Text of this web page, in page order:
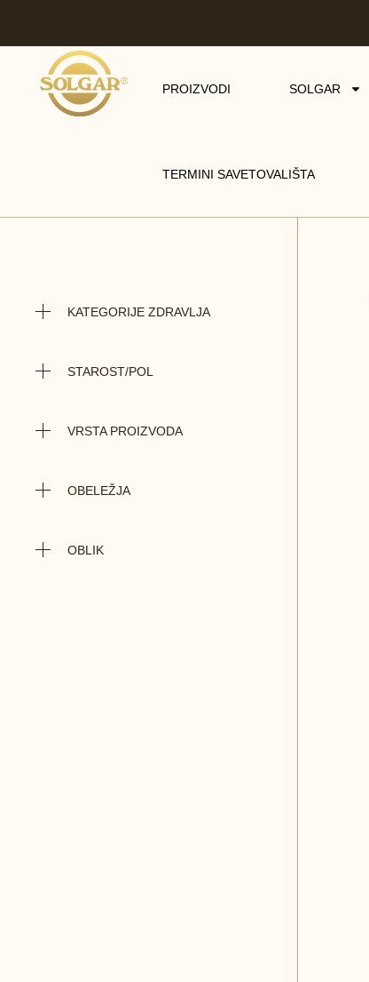
PROIZVODI SOLGAR
TERMINI SAVETOVALIŠTA
KATEGORIJE ZDRAVLJA
STAROST/POL
VRSTA PROIZVODA
OBELEŽJA
OBLIK